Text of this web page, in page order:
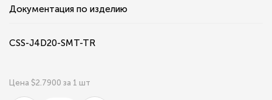
Документация по изделию
CSS-J4D20-SMT-TR
Цена $2.7900 за 1 шт